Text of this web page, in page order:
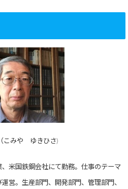
こみや ゆきひさ)
米国鉄鋼会社にて勤務。仕事のテーマ
営。生産部門、開発部門、管理部門、